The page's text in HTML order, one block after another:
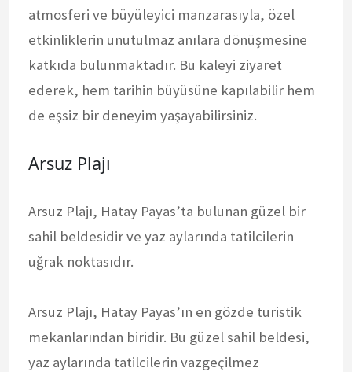
atmosferi ve büyüleyici manzarasıyla, özel
etkinliklerin unutulmaz anılara dönüşmesine
katkıda bulunmaktadır. Bu kaleyi ziyaret
ederek, hem tarihin büyüsüne kapılabilir hem
de eşsiz bir deneyim yaşayabilirsiniz.
Arsuz Plajı
Arsuz Plajı, Hatay Payas’ta bulunan güzel bir
sahil beldesidir ve yaz aylarında tatilcilerin
uğrak noktasıdır.
Arsuz Plajı, Hatay Payas’ın en gözde turistik
mekanlarından biridir. Bu güzel sahil beldesi,
yaz aylarında tatilcilerin vazgeçilmez